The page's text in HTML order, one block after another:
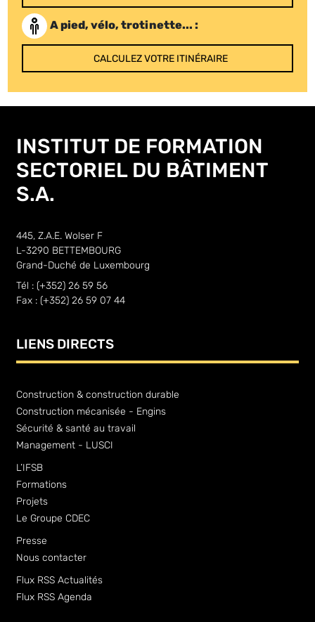
A pied, vélo, trotinette... :
CALCULEZ VOTRE ITINÉRAIRE
INSTITUT DE FORMATION
SECTORIEL DU BÂTIMENT
S.A.
445, Z.A.E. Wolser F
L-3290 BETTEMBOURG
Grand-Duché de Luxembourg
Tél : (+352) 26 59 56
Fax : (+352) 26 59 07 44
LIENS DIRECTS
Construction & construction durable
Construction mécanisée - Engins
Sécurité & santé au travail
Management - LUSCI
L’IFSB
Formations
Projets
Le Groupe CDEC
Presse
Nous contacter
Flux RSS Actualités
Flux RSS Agenda